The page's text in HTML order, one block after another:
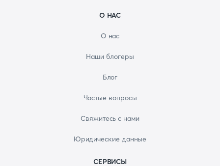
О НАС
О нас
Наши блогеры
Блог
Частые вопросы
Свяжитесь с нами
Юридические данные
СЕРВИСЫ